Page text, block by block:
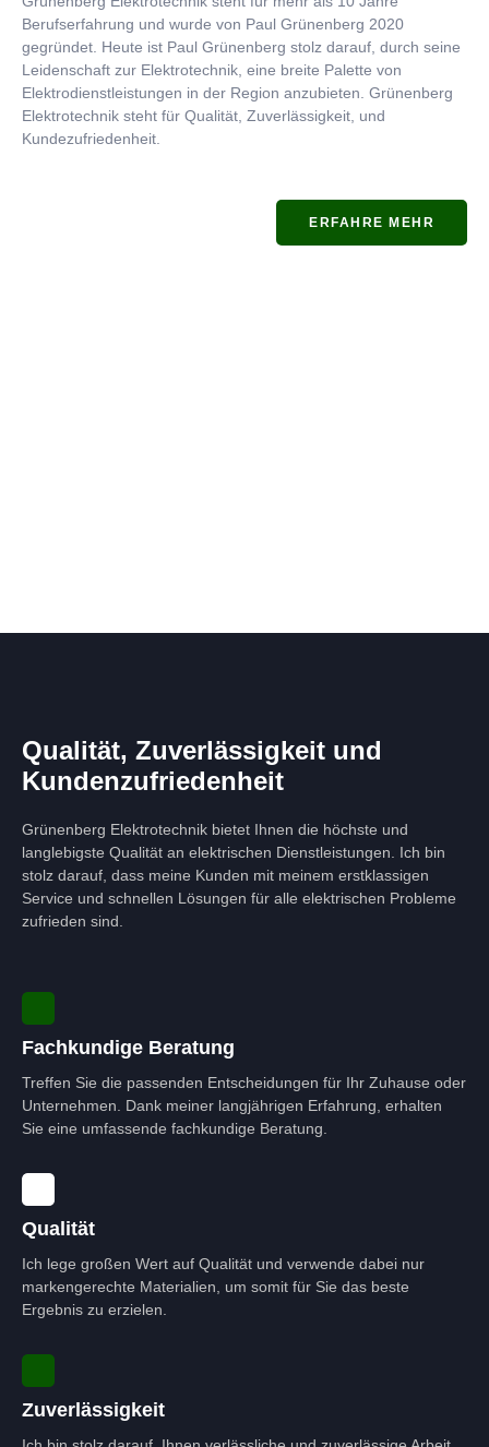
Berufserfahrung und wurde von Paul Grünenberg 2020
gegründet. Heute ist Paul Grünenberg stolz darauf, durch seine
Leidenschaft zur Elektrotechnik, eine breite Palette von
Elektrodienstleistungen in der Region anzubieten. Grünenberg
Elektrotechnik steht für Qualität, Zuverlässigkeit, und
Kundezufriedenheit.
ERFAHRE MEHR
Qualität, Zuverlässigkeit und
Kundenzufriedenheit
Grünenberg Elektrotechnik bietet Ihnen die höchste und
langlebigste Qualität an elektrischen Dienstleistungen. Ich bin
stolz darauf, dass meine Kunden mit meinem erstklassigen
Service und schnellen Lösungen für alle elektrischen Probleme
zufrieden sind.
Fachkundige Beratung
Treffen Sie die passenden Entscheidungen für Ihr Zuhause oder
Unternehmen. Dank meiner langjährigen Erfahrung, erhalten
Sie eine umfassende fachkundige Beratung.
Qualität
Ich lege großen Wert auf Qualität und verwende dabei nur
markengerechte Materialien, um somit für Sie das beste
Ergebnis zu erzielen.
Zuverlässigkeit